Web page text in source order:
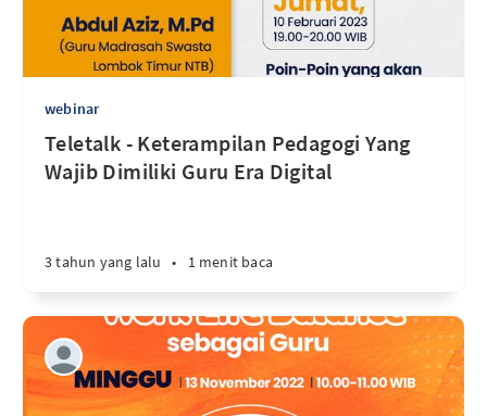
webinar
Teletalk - Keterampilan Pedagogi Yang
Wajib Dimiliki Guru Era Digital
3 tahun yang lalu • 1 menit baca